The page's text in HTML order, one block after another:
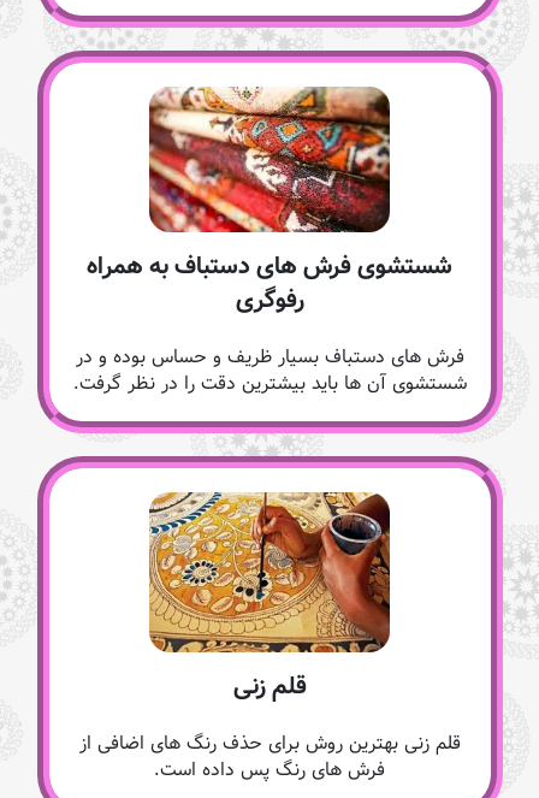
شستشوی فرش های دستباف به همراه
رفوگری
فرش های دستباف بسیار ظریف و حساس بوده و در
شستشوی آن ها باید بیشترین دقت را در نظر گرفت.
قلم زنی
قلم زنی بهترین روش برای حذف رنگ های اضافی از
فرش های رنگ پس داده است.